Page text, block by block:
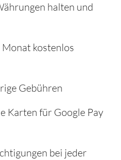
halten und
kostenlos
Gebühren
Karten für Google Pay
bei jeder